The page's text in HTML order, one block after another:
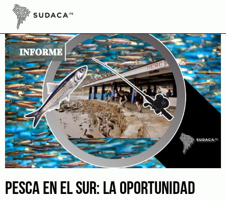
Skip
content
PESCA EN EL SUR: LA OPORTUNIDAD